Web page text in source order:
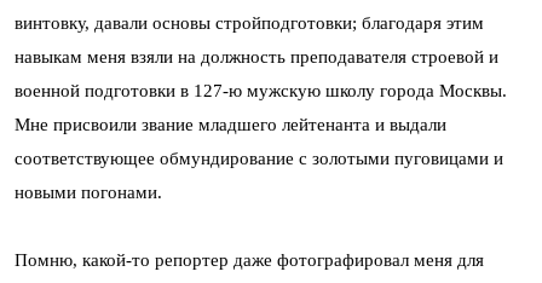
винтовку, давали основы стройподготовки; благодаря этим
навыкам меня взяли на должность преподавателя строевой и
военной подготовки в 127-ю мужскую школу города Москвы.
Мне присвоили звание младшего лейтенанта и выдали
соответствующее обмундирование с золотыми пуговицами и
новыми погонами.
Помню, какой-то репортер даже фотографировал меня для